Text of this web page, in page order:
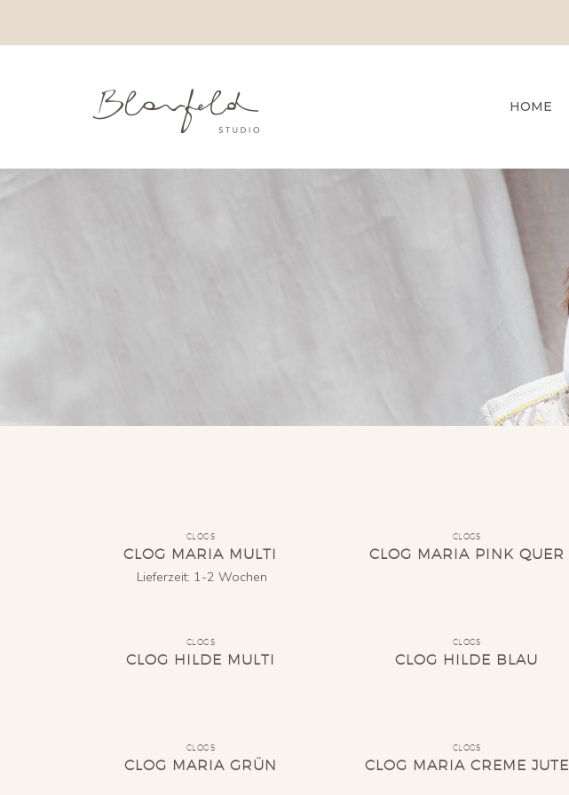
HOME
CLOGS
CLOG MARIA MULTI
Lieferzeit: 1-2 Wochen
CLOGS
CLOG MARIA PINK QUER
CLOGS
CLOG HILDE MULTI
CLOGS
CLOG HILDE BLAU
CLOGS
CLOG MARIA GRÜN
CLOGS
CLOG MARIA CREME JUTE